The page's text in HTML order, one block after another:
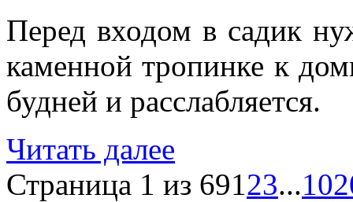
Перед входом в садик
каменной тропинке к
будней и расслабляется.
Читать далее
Страница 1 из 69123...10